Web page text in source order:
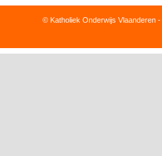
© Katholiek Onderwijs Vlaanderen